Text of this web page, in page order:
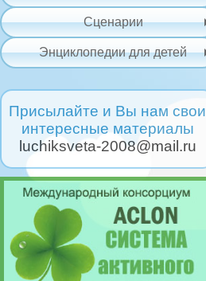
Сценарии
Энциклопедии для детей
Присылайте и Вы нам свои
интересные материалы
luchiksveta-2008@mail.ru